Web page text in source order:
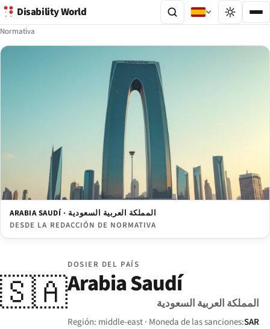
Disability World
Normativa
ARABIA SAUDÍ · المملكة العربية السعودية
DESDE LA REDACCIÓN DE NORMATIVA
🇸🇦
DOSIER DEL PAÍS
Arabia Saudí
المملكة العربية السعودية
Región: middle-east · Moneda de las sanciones:SAR